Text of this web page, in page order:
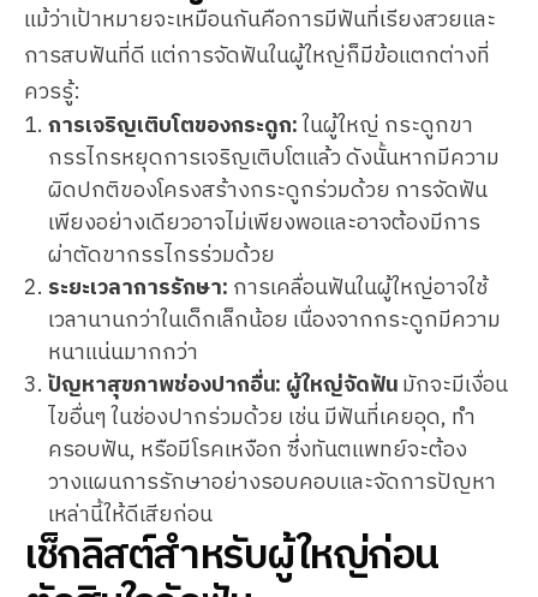
แม้ว่าเป้าหมายจะเหมือนกันคือการมีฟันที่เรียงสวยและ
การสบฟันที่ดี แต่การจัดฟันในผู้ใหญ่ก็มีข้อแตกต่างที่
ควรรู้:
การเจริญเติบโตของกระดูก:ในผู้ใหญ่ กระดูกขา
กรรไกรหยุดการเจริญเติบโตแล้ว ดังนั้นหากมีความ
ผิดปกติของโครงสร้างกระดูกร่วมด้วย การจัดฟัน
เพียงอย่างเดียวอาจไม่เพียงพอและอาจต้องมีการ
ผ่าตัดขากรรไกรร่วมด้วย
ระยะเวลาการรักษา: การเคลื่อนฟันในผู้ใหญ่อาจใช้
เวลานานกว่าในเด็กเล็กน้อย เนื่องจากกระดูกมีความ
หนาแน่นมากกว่า
ปัญหาสุขภาพช่องปากอื่น: ผู้ใหญ่จัดฟันมักจะมีเงื่อน
ไขอื่นๆ ในช่องปากร่วมด้วย เช่น มีฟันที่เคยอุด, ทำ
ครอบฟัน, หรือมีโรคเหงือก ซึ่งทันตแพทย์จะต้อง
วางแผนการรักษาอย่างรอบคอบและจัดการปัญหา
เหล่านี้ให้ดีเสียก่อน
เช็กลิสต์สำหรับผู้ใหญ่ก่อน